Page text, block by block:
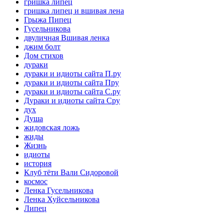
гришка липец и вшивая лена
Грыжа Пипец
Гусельникова
двуличная Вшивая ленка
джим болт
Дом стихов
дураки
дураки и идиоты сайта П.ру
дураки и идиоты сайта Пру
дураки и идиоты сайта С.ру
Дураки и идиоты сайта Сру
дух
Душа
жидовская ложь
жиды
Жизнь
идиоты
история
Клуб тёти Вали Сидоровой
космос
Ленка Гусельникова
Ленка Хуйсельникова
Липец